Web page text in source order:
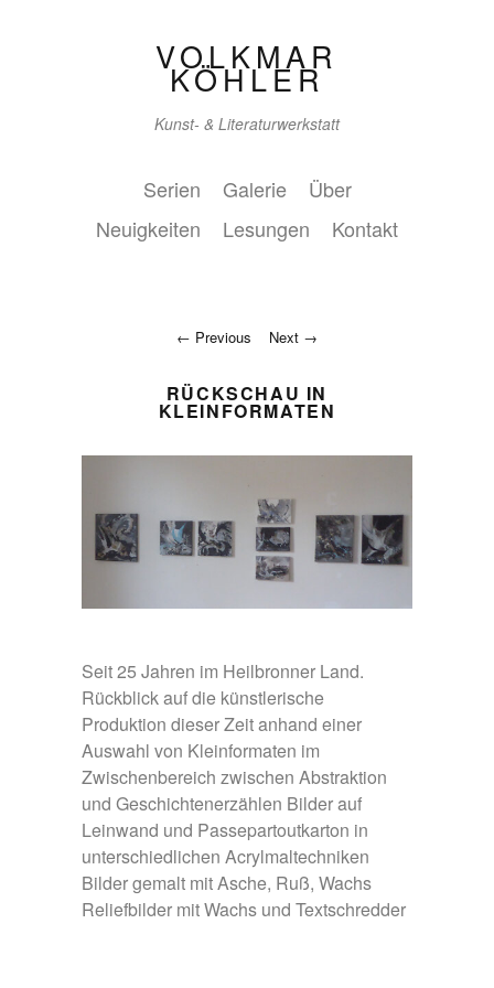
VOLKMAR
KÖHLER
Kunst- & Literaturwerkstatt
Serien Galerie
Über
Neuigkeiten
Lesungen Kontakt
Previous Next
RÜCKSCHAU IN
KLEINFORMATEN
Seit 25 Jahren im Heilbronner Land.
Rückblick auf die künstlerische
Produktion dieser Zeit anhand einer
Auswahl von Kleinformaten im
Zwischenbereich zwischen Abstraktion
und Geschichtenerzählen Bilder auf
Leinwand und Passepartoutkarton in
unterschiedlichen Acrylmaltechniken
Bilder gemalt mit Asche, Ruß, Wachs
Reliefbilder mit Wachs und Textschredder